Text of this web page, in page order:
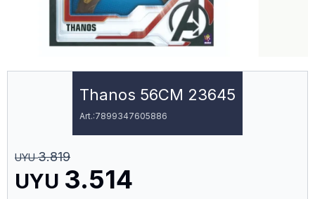
Thanos 56CM 23645
7899347605886
UYU 3.514
UYU 3.819